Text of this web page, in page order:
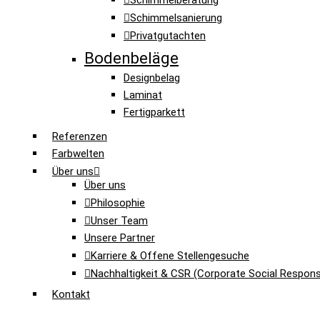
Schimmelsanierung
Privatgutachten
Bodenbeläge
Designbelag
Laminat
Fertigparkett
Referenzen
Farbwelten
Über uns
Über uns
Philosophie
Unser Team
Unsere Partner
Karriere & Offene Stellengesuche
Nachhaltigkeit & CSR (Corporate Social
Kontakt